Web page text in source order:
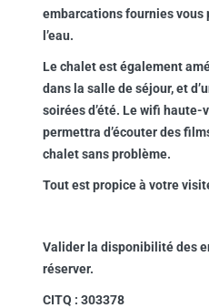
embarcations fournies
l’eau.
Le chalet est également
dans la salle de séjour, et
soirées d’été. Le wifi
permettra d’écouter des
chalet sans problème.
Tout est propice à votre
Valider la disponibilité des
réserver.
CITQ : 303378